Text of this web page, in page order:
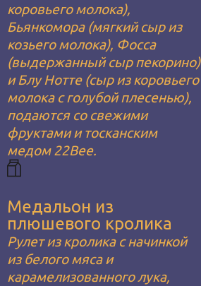
коровьего молока),
Бьянкомора (мягкий сыр из
козьего молока), Фосса
(выдержанный сыр пекорино)
и Блу Нотте (сыр из коровьего
молока с голубой плесенью),
подаются со свежими
фруктами и тосканским
медом 22Bee.
Медальон из
плюшевого кролика
Рулет из кролика с начинкой
из белого мяса и
карамелизованного лука,